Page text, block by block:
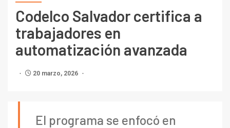
Codelco Salvador certifica a
trabajadores en
automatización avanzada
20 marzo, 2026
El programa se enfocó en